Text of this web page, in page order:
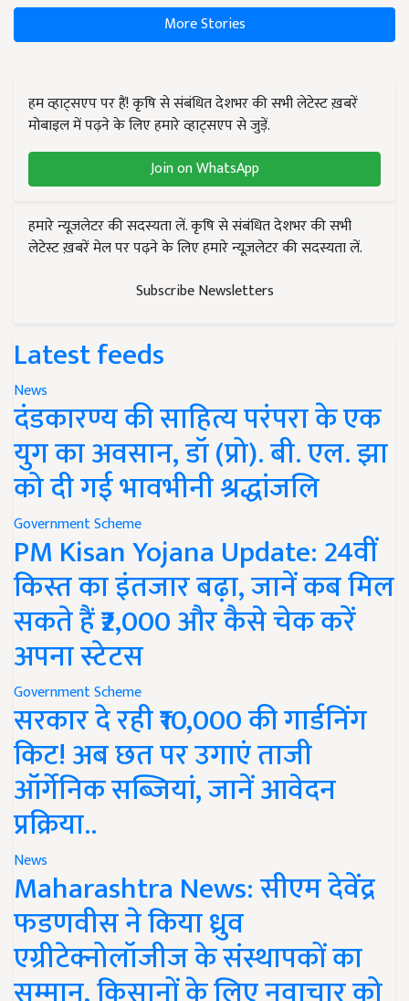
More Stories
हम व्हाट्सएप पर हैं! कृषि से संबंधित देशभर की सभी लेटेस्ट ख़बरें
मोबाइल में पढ़ने के लिए हमारे व्हाट्सएप से जुड़ें.
Join on WhatsApp
हमारे न्यूज़लेटर की सदस्यता लें. कृषि से संबंधित देशभर की सभी
लेटेस्ट ख़बरें मेल पर पढ़ने के लिए हमारे न्यूज़लेटर की सदस्यता लें.
Subscribe Newsletters
Latest feeds
News
दंडकारण्य की साहित्य परंपरा के एक
युग का अवसान, डॉ (प्रो). बी. एल. झा
को दी गई भावभीनी श्रद्धांजलि
Government Scheme
PM Kisan Yojana Update: 24वीं
किस्त का इंतजार बढ़ा, जानें कब मिल
सकते हैं ₹2,000 और कैसे चेक करें
अपना स्टेटस
Government Scheme
सरकार दे रही ₹10,000 की गार्डनिंग
किट! अब छत पर उगाएं ताजी
ऑर्गेनिक सब्जियां, जानें आवेदन
प्रक्रिया..
News
Maharashtra News: सीएम देवेंद्र
फडणवीस ने किया ध्रुव
एग्रीटेक्नोलॉजीज के संस्थापकों का